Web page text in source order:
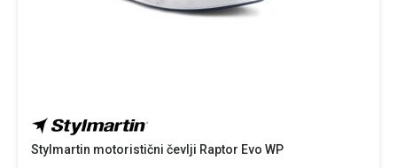
Stylmartin motoristični čevlji Raptor Evo WP